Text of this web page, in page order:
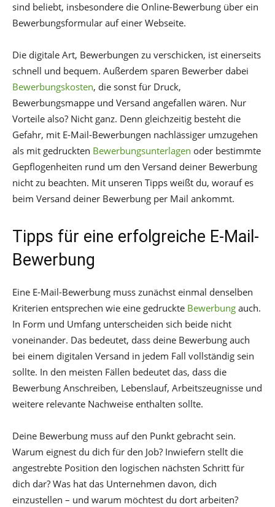
sind beliebt, insbesondere die Online-Bewerbung über ein
Bewerbungsformular auf einer Webseite.
Die digitale Art, Bewerbungen zu verschicken, ist einerseits
schnell und bequem. Außerdem sparen Bewerber dabei
Bewerbungskosten, die sonst für Druck,
Bewerbungsmappe und Versand angefallen wären. Nur
Vorteile also? Nicht ganz. Denn gleichzeitig besteht die
Gefahr, mit E-Mail-Bewerbungen nachlässiger umzugehen
als mit gedruckten Bewerbungsunterlagen oder bestimmte
Gepflogenheiten rund um den Versand deiner Bewerbung
nicht zu beachten. Mit unseren Tipps weißt du, worauf es
beim Versand deiner Bewerbung per Mail ankommt.
Tipps für eine erfolgreiche E-Mail-
Bewerbung
Eine E-Mail-Bewerbung muss zunächst einmal denselben
Kriterien entsprechen wie eine gedruckte Bewerbung auch.
In Form und Umfang unterscheiden sich beide nicht
voneinander. Das bedeutet, dass deine Bewerbung auch
bei einem digitalen Versand in jedem Fall vollständig sein
sollte. In den meisten Fällen bedeutet das, dass die
Bewerbung Anschreiben, Lebenslauf, Arbeitszeugnisse und
weitere relevante Nachweise enthalten sollte.
Deine Bewerbung muss auf den Punkt gebracht sein.
Warum eignest du dich für den Job? Inwiefern stellt die
angestrebte Position den logischen nächsten Schritt für
dich dar? Was hat das Unternehmen davon, dich
einzustellen – und warum möchtest du dort arbeiten?